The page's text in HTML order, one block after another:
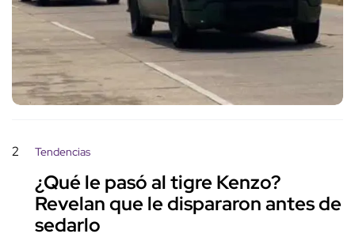
2 Tendencias
¿Qué le pasó al tigre Kenzo?
Revelan que le dispararon antes de
sedarlo